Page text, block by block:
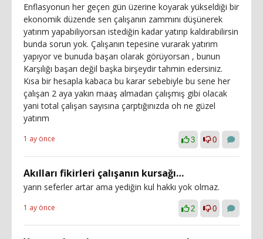
Enflasyonun her geçen gün üzerine koyarak yükseldiği bir
ekonomik düzende sen çalışanın zammını düşünerek
yatırım yapabiliyorsan istediğin kadar yatırıp kaldırabilirsin
bunda sorun yok. Çalışanın tepesine vurarak yatırım
yapıyor ve bunuda başarı olarak görüyorsan , bunun
Karşılığı başarı değil başka birşeydir tahmin edersiniz.
Kısa bir hesapla kabaca bu karar sebebiyle bu sene her
çalışan 2 aya yakın maaş almadan çalışmış gibi olacak
yani total çalışan sayısına çarptığınızda oh ne güzel
yatırım
1 ay önce 3 0
Akılları fikirleri çalışanın kursağı…
yarın seferler artar ama yediğin kul hakkı yok olmaz.
1 ay önce 2 0